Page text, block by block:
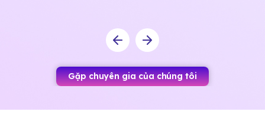
Gặp chuyên gia của chúng tôi